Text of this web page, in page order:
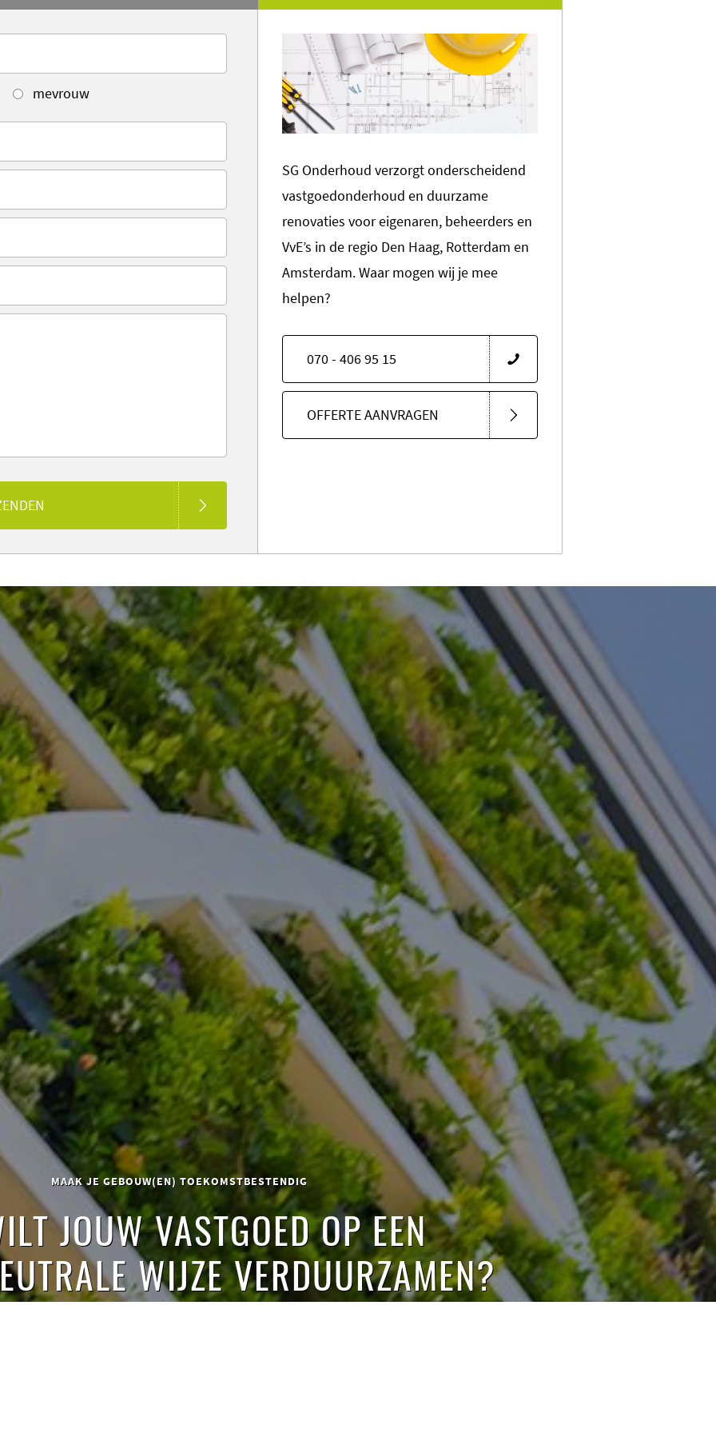
mevrouw
SG Onderhoud verzorgt onderscheidend
vastgoedonderhoud en duurzame
renovaties voor eigenaren, beheerders en
VvE’s in de regio Den Haag, Rotterdam en
Amsterdam. Waar mogen wij je mee
helpen?
070 - 406 95 15
OFFERTE AANVRAGEN
MAAK JE GEBOUW(EN) TOEKOMSTBESTENDIG
JOUW VASTGOED OP EEN
WIJZE VERDUURZAMEN?